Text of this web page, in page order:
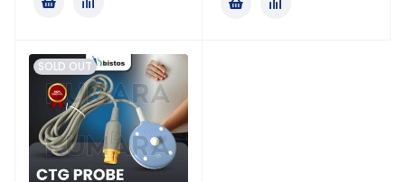
SOLD OUT